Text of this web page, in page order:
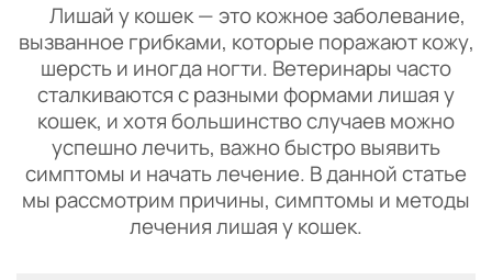
Лишай у кошек — это кожное заболевание,
вызванное грибками, которые поражают кожу,
шерсть и иногда ногти. Ветеринары часто
сталкиваются с разными формами лишая у
кошек, и хотя большинство случаев можно
успешно лечить, важно быстро выявить
симптомы и начать лечение. В данной статье
мы рассмотрим причины, симптомы и методы
лечения лишая у кошек.